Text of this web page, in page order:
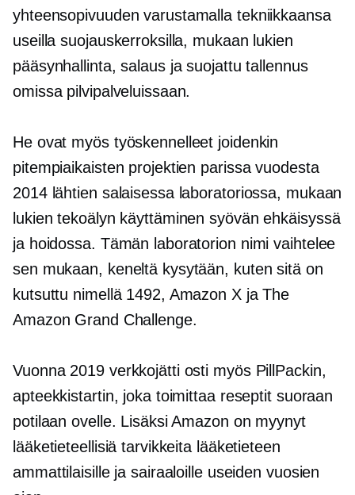
yhteensopivuuden varustamalla tekniikkaansa
useilla suojauskerroksilla, mukaan lukien
pääsynhallinta, salaus ja suojattu tallennus
omissa pilvipalveluissaan.
He ovat myös työskennelleet joidenkin
pitempiaikaisten projektien parissa vuodesta
2014 lähtien salaisessa laboratoriossa, mukaan
lukien tekoälyn käyttäminen syövän ehkäisyssä
ja hoidossa. Tämän laboratorion nimi vaihtelee
sen mukaan, keneltä kysytään, kuten sitä on
kutsuttu nimellä 1492, Amazon X ja The
Amazon Grand Challenge.
Vuonna 2019 verkkojätti osti myös PillPackin,
apteekkistartin, joka toimittaa reseptit suoraan
potilaan ovelle. Lisäksi Amazon on myynyt
lääketieteellisiä tarvikkeita lääketieteen
ammattilaisille ja sairaaloille useiden vuosien